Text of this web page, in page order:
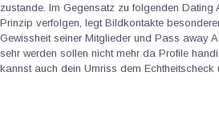
zustande. Im Gegensatz zu folgenden Dating
Prinzip verfolgen, legt Bildkontakte
Gewissheit seiner Mitglieder und Pass away
sehr werden sollen nicht mehr da Profile
kannst auch dein Umriss dem Echtheitscheck